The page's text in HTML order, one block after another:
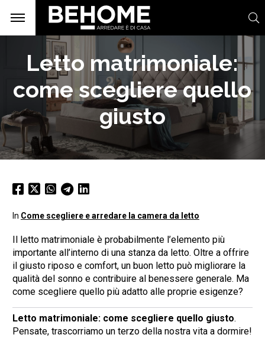
Letto matrimoniale:
come scegliere quello
giusto
In Come scegliere e arredare la camera da letto
Il letto matrimoniale è probabilmente l’elemento più
importante all’interno di una stanza da letto. Oltre a offrire
il giusto riposo e comfort, un buon letto può migliorare la
qualità del sonno e contribuire al benessere generale. Ma
come scegliere quello più adatto alle proprie esigenze?
Letto matrimoniale: come scegliere quello giusto.
Pensate, trascorriamo un terzo della nostra vita a dormire!